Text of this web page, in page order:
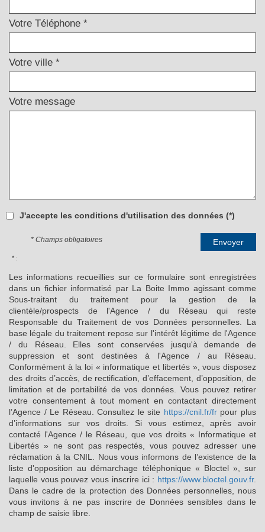
Votre Téléphone *
Votre ville *
Votre message
J'accepte les conditions d'utilisation des données (*)
Envoyer
* Champs obligatoires
* :
Les informations recueillies sur ce formulaire sont enregistrées
dans un fichier informatisé par La Boite Immo agissant comme
Sous-traitant du traitement pour la gestion de la
clientèle/prospects de l'Agence / du Réseau qui reste
Responsable du Traitement de vos Données personnelles. La
base légale du traitement repose sur l'intérêt légitime de l'Agence
/ du Réseau. Elles sont conservées jusqu'à demande de
suppression et sont destinées à l'Agence / au Réseau.
Conformément à la loi « informatique et libertés », vous disposez
des droits d’accès, de rectification, d’effacement, d’opposition, de
limitation et de portabilité de vos données. Vous pouvez retirer
votre consentement à tout moment en contactant directement
l’Agence / Le Réseau. Consultez le site https://cnil.fr/frpour plus
d’informations sur vos droits. Si vous estimez, après avoir
contacté l'Agence / le Réseau, que vos droits « Informatique et
Libertés » ne sont pas respectés, vous pouvez adresser une
réclamation à la CNIL. Nous vous informons de l’existence de la
liste d'opposition au démarchage téléphonique « Bloctel », sur
laquelle vous pouvez vous inscrire ici : https://www.bloctel.gouv.fr.
Dans le cadre de la protection des Données personnelles, nous
vous invitons à ne pas inscrire de Données sensibles dans le
champ de saisie libre.